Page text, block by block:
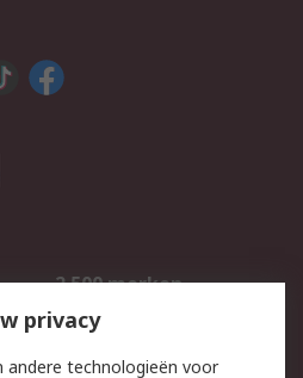
2.500 merken
Inkoopoplossingen
privacy
andere technologieën voor